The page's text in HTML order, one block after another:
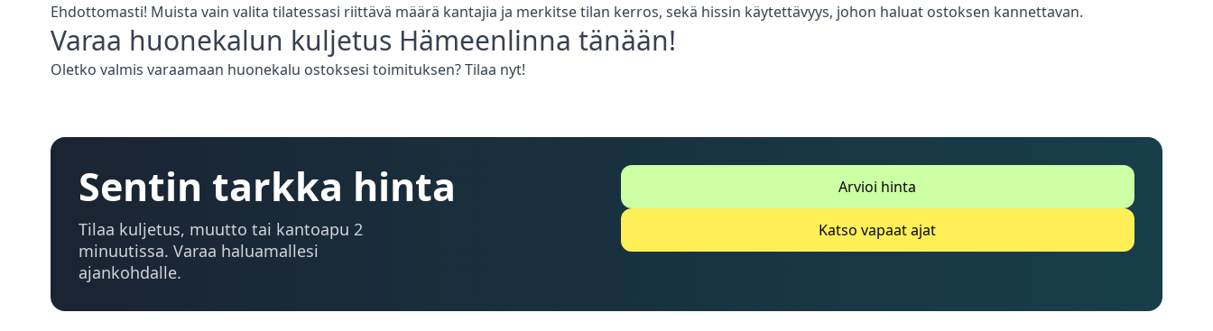
Ehdottomasti! Muista vain valita tilatessasi riittävä määrä kantajia ja merkitse tilan kerros, sekä hissin käytettävyys, johon haluat ostoksen kannettavan.
Varaa huonekalun kuljetus Hämeenlinna tänään!
Oletko valmis varaamaan huonekalu ostoksesi toimituksen? Tilaa nyt!
Sentin tarkka hinta
Tilaa kuljetus, muutto tai kantoapu 2
minuutissa. Varaa haluamallesi
ajankohdalle.
Arvioi hinta
Katso vapaat ajat